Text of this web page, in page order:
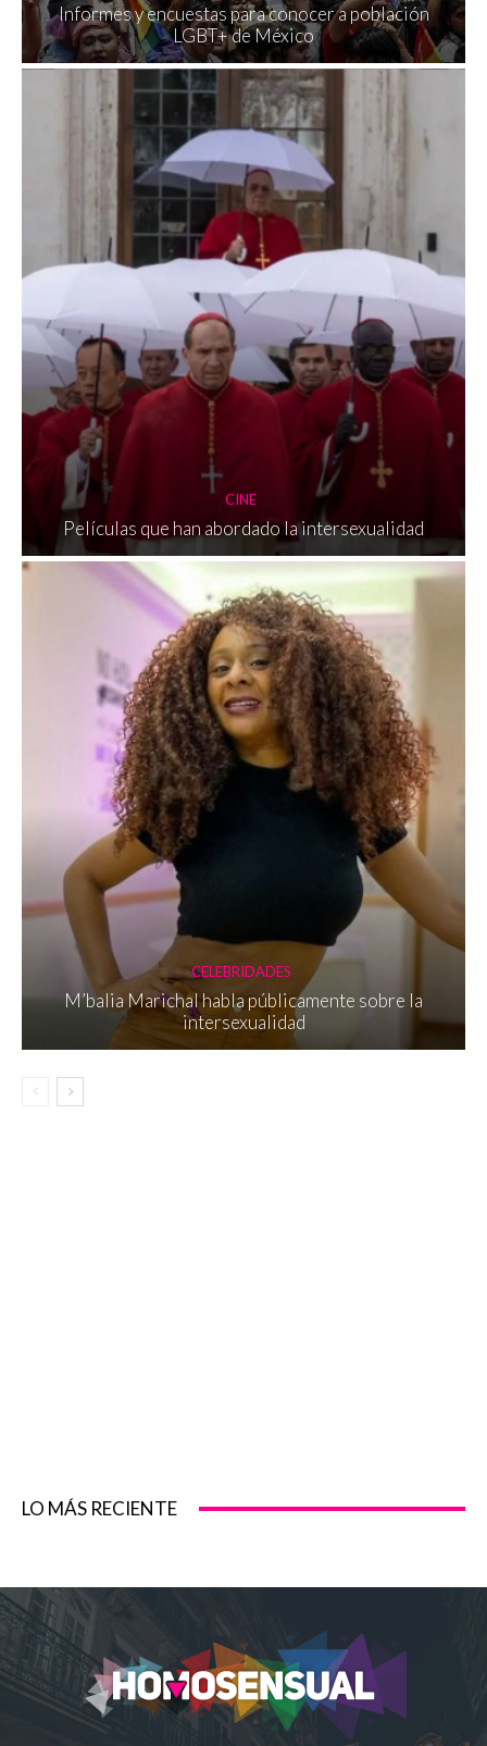
Informes y encuestas para conocer a población
LGBT+ de México
CINE
Películas que han abordado la intersexualidad
CELEBRIDADES
M’balia Marichal habla públicamente sobre la
intersexualidad
LO MÁS RECIENTE